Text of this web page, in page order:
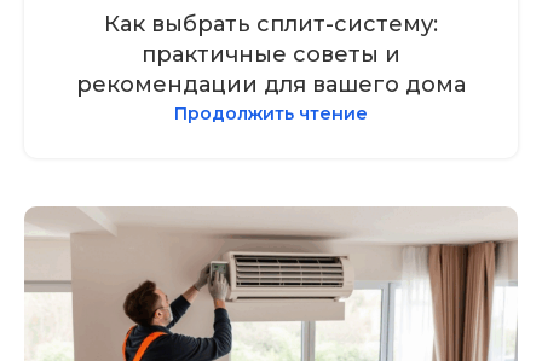
Как выбрать сплит-систему:
практичные советы и
рекомендации для вашего дома
Продолжить чтение